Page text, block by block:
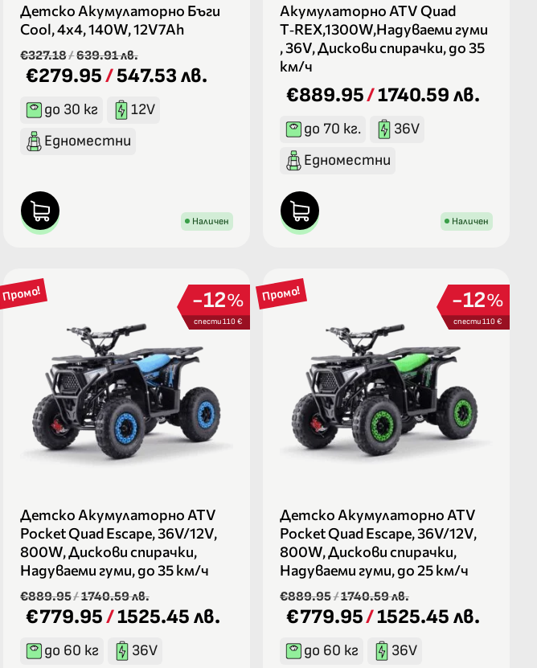
Детско Акумулаторно Бъги
Cool, 4х4, 140W, 12V7Ah
€327.18/639.91 лв.
€279.95/547.53 лв.
до 30 кг
12V
Едноместни
Наличен
Акумулаторно ATV Quad
T‑REX,1300W,Надуваеми гуми
, 36V, Дискови спирачки, до 35
км/ч
€889.95/1740.59 лв.
до 70 кг.
36V
Едноместни
Наличен
Промо! %
12
спести 110 €
Детско Акумулаторно ATV
Pocket Quad Escape, 36V/12V,
800W, Дискови спирачки,
Надуваеми гуми, до 35 км/ч
€889.95/1740.59 лв.
€779.95/1525.45 лв.
до 60 кг
36V
Промо! %
12
спести 110 €
Детско Акумулаторно ATV
Pocket Quad Escape, 36V/12V,
800W, Дискови спирачки,
Надуваеми гуми, до 25 км/ч
€889.95/1740.59 лв.
€779.95/1525.45 лв.
до 60 кг
36V